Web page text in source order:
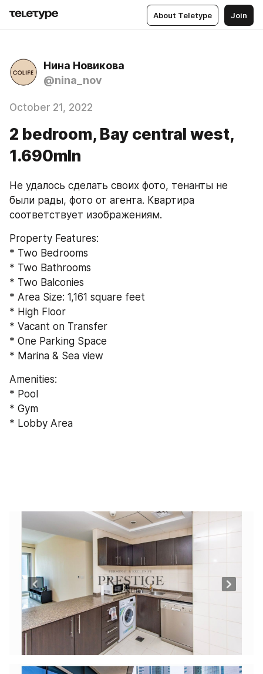
About Teletype Join
Нина Новикова
@nina_nov
October 21, 2022
2 bedroom, Bay central west,
1.690mln
Не удалось сделать своих фото, тенанты не
были рады, фото от агента. Квартира
соответствует изображениям.
Property Features:
* Two Bedrooms
* Two Bathrooms
* Two Balconies
* Area Size: 1,161 square feet
* High Floor
* Vacant on Transfer
* One Parking Space
* Marina & Sea view
Amenities:
* Pool
* Gym
* Lobby Area